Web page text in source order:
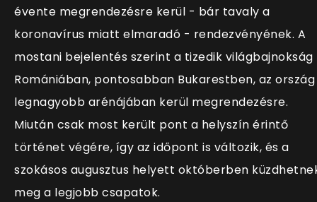
évente megrendezésre kerül - bár tavaly a
koronavírus miatt elmaradó - rendezvényének. A
mostani bejelentés szerint a tizedik világbajnokság
Romániában, pontosabban Bukarestben, az ország
legnagyobb arénájában kerül megrendezésre.
Miután csak most került pont a helyszín érintő
történet végére, így az időpont is változik, és a
szokásos augusztus helyett októberben
meg a legjobb csapatok.